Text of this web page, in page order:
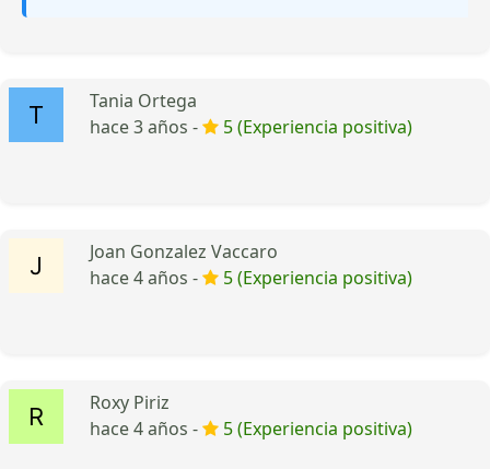
Tania Ortega
hace 3 años -
5 (Experiencia positiva)
Joan Gonzalez Vaccaro
hace 4 años -
5 (Experiencia positiva)
Roxy Piriz
hace 4 años -
5 (Experiencia positiva)